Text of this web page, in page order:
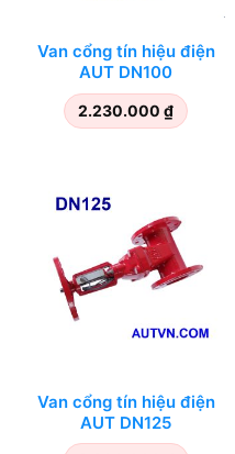
Van cổng tín hiệu điện
AUT DN100
2.230.000 ₫
Van cổng tín hiệu điện
AUT DN125